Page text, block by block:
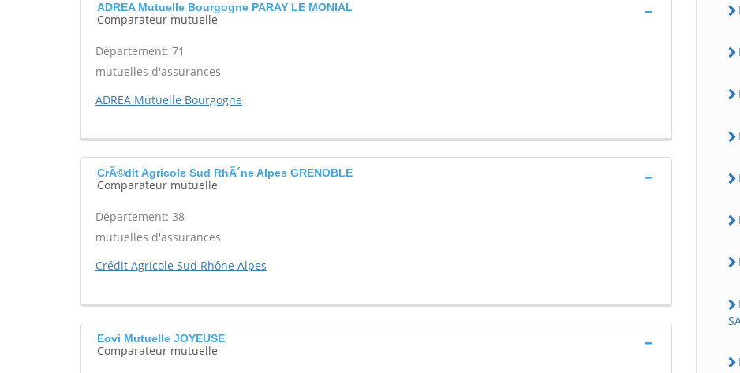
ADREA Mutuelle Bourgogne PARAY LE MONIAL
Comparateur mutuelle
Département: 71
mutuelles d'assurances
ADREA Mutuelle Bourgogne
CrÃ©dit Agricole Sud RhÃ´ne Alpes GRENOBLE
Comparateur mutuelle
Département: 38
mutuelles d'assurances
Crédit Agricole Sud Rhône Alpes
Eovi Mutuelle JOYEUSE
Comparateur mutuelle